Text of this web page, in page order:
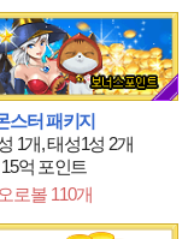
스터 패키지
1개, 태성1성 2개
15억 포인트
오로볼 110개